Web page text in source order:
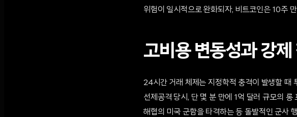
위험이 일시적으로 완화되자, 비트코인은 10주
고비용 변동성과 강제
24시간 거래 체제는 지정학적 충격이 발생할
선제공격 당시, 단 몇 분 만에 1억 달러 규모의
해협의 미국 군함을 타격하는 등 돌발적인 군사